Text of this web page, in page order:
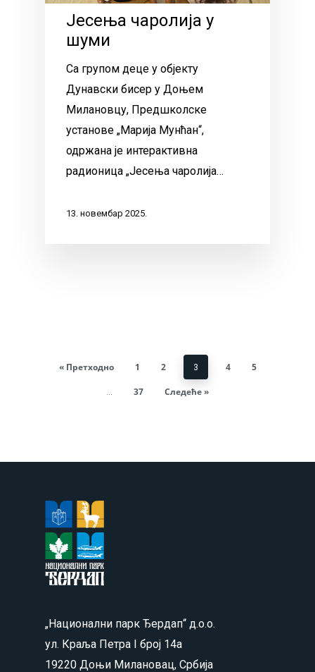
Јесења чаролија у
шуми
Са групом деце у објекту
Дунавски бисер у Доњем
Милановцу, Предшколске
установе „Марија Мунћан“,
одржана је интерактивна
радионица „Јесења чаролија…
13. новембар 2025.
« Претходно 1 2 3 4 5
37 Следеће »
„Национални парк Ђердап“ д.о.о.
ул. Краља Петра I број 14а
19220 Доњи Милановац, Србија